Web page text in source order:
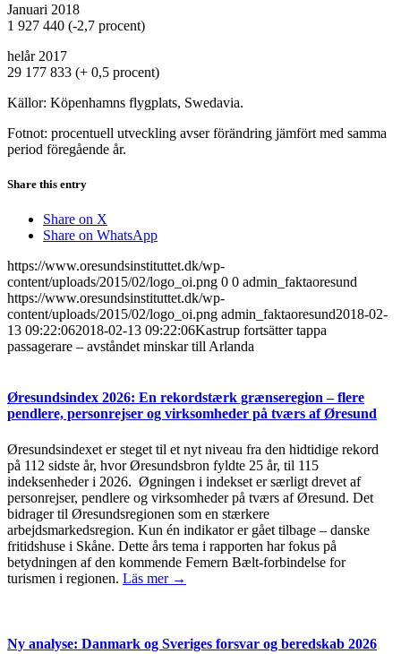
Januari 2018
1 927 440 (-2,7 procent)
helår 2017
29 177 833 (+ 0,5 procent)
Källor: Köpenhamns flygplats, Swedavia.
Fotnot: procentuell utveckling avser förändring jämfört med samma
period föregående år.
Share this entry
Share on X
Share on WhatsApp
https://www.oresundsinstituttet.dk/wp-
content/uploads/2015/02/logo_oi.png 0 0 admin_faktaoresund
https://www.oresundsinstituttet.dk/wp-
content/uploads/2015/02/logo_oi.png admin_faktaoresund2018-02-
13 09:22:062018-02-13 09:22:06Kastrup fortsätter tappa
passagerare – avståndet minskar till Arlanda
Øresundsindex 2026: En rekordstærk grænseregion – flere
pendlere, personrejser og virksomheder på tværs af Øresund
Øresundsindexet er steget til et nyt niveau fra den hidtidige rekord
på 112 sidste år, hvor Øresundsbron fyldte 25 år, til 115
indeksenheder i 2026. Øgningen i indekset er særligt drevet af
personrejser, pendlere og virksomheder på tværs af Øresund. Det
bidrager til Øresundsregionen som en stærkere
arbejdsmarkedsregion. Kun én indikator er gået tilbage – danske
fritidshuse i Skåne. Dette års tema i rapporten har fokus på
betydningen af den kommende Femern Bælt-forbindelse for
turismen i regionen. Läs mer →
Ny analyse: Danmark og Sveriges forsvar og beredskab 2026